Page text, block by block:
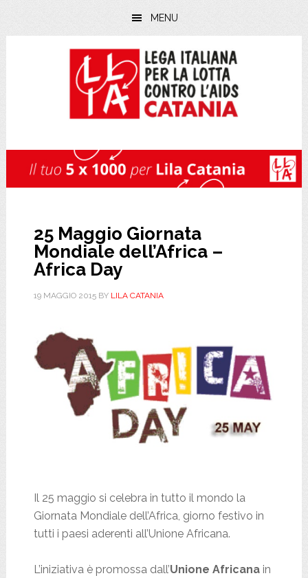
MENU
25 Maggio Giornata
Mondiale dell’Africa –
Africa Day
19 MAGGIO 2015BY LILA CATANIA
Il 25 maggio si celebra in tutto il mondo la
Giornata Mondiale dell’Africa, giorno festivo in
tutti i paesi aderenti all’Unione Africana.
L’iniziativa è promossa dall’Unione Africanain